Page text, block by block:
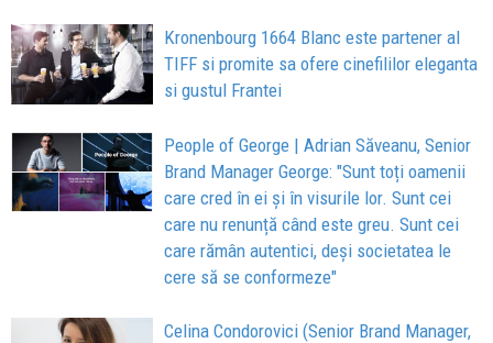
Kronenbourg 1664 Blanc este partener al
TIFF si promite sa ofere cinefililor eleganta
si gustul Frantei
People of George | Adrian Săveanu, Senior
Brand Manager George: "Sunt toți oamenii
care cred în ei și în visurile lor. Sunt cei
care nu renunță când este greu. Sunt cei
care rămân autentici, deși societatea le
cere să se conformeze"
Celina Condorovici (Senior Brand Manager,